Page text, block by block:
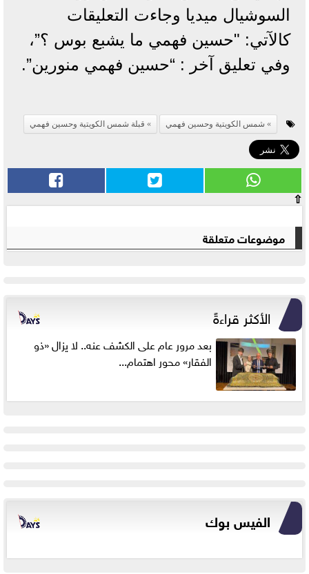
السوشيال ميديا وجاءت التعليقات
كالآتي: "حسين فهمي ما يشبع بوس ؟”،
وفي تعليق آخر : “حسين فهمي منورين”.
شمس الكويتية وحسين فهمي قبلة شمس الكويتية وحسين فهمي
⇧
موضوعات متعلقة
الأكثر قراءةً
بعد مرور عام على الكشف عنه.. لا يزال «ذو
الفقار» محور اهتمام...
الفيس بوك